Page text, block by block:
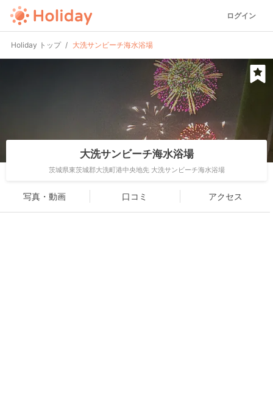
ログイン
Holiday トップ 大洗サンビーチ海水浴場
大洗サンビーチ海水浴場
茨城県東茨城郡大洗町港中央地先 大洗サンビーチ海水浴場
写真・動画 口コミ アクセス